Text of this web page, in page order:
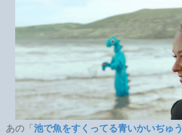
あの「 池で魚をすくってる青いかいぢゅう